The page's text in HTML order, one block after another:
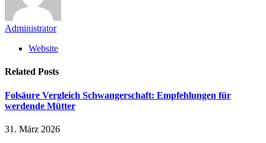
Administrator
Website
Related Posts
Folsäure Vergleich Schwangerschaft: Empfehlungen für
werdende Mütter
31. März 2026